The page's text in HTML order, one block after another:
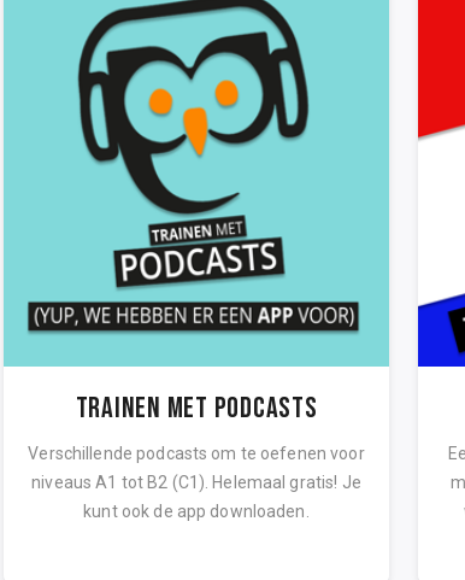
Trainen met PODCASTS
Verschillende podcasts om te oefenen voor
niveaus A1 tot B2 (C1). Helemaal gratis! Je
kunt ook de app downloaden.